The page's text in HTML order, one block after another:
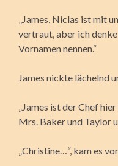
„James, Niclas ist mit
vertraut, aber ich
Vornamen nennen.“
James nickte lächelnd
„James ist der Chef
Mrs. Baker und Taylor
„Christine…“, kam es